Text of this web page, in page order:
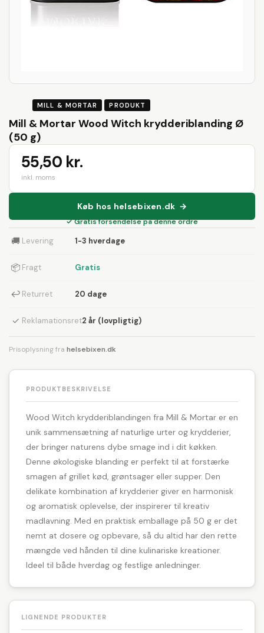
MILL & MORTAR PRODUKT
Mill & Mortar Wood Witch krydderiblanding Ø
(50 g)
55,50 kr.
inkl. moms
Køb hos helsebixen.dk →
✓ Gratis forsendelse på denne ordre
🚚 Levering 1-3 hverdage
📦 Fragt Gratis
↩ Returret 20 dage
✓ Reklamationsret2 år (lovpligtig)
Prisoplysning fra helsebixen.dk
PRODUKTBESKRIVELSE
Wood Witch krydderiblandingen fra Mill & Mortar er en
unik sammensætning af naturlige urter og krydderier,
der bringer naturens dybe smage ind i dit køkken.
Denne økologiske blanding er perfekt til at forstærke
smagen af grillet kød, grøntsager eller supper. Den
delikate kombination af krydderier giver en harmonisk
og aromatisk oplevelse, der inspirerer til kreativ
madlavning. Med en praktisk emballage på 50 g er det
nemt at dosere og opbevare, så du altid har den rette
mængde ved hånden til dine kulinariske kreationer.
Ideel til både hverdag og festlige anledninger.
LIGNENDE PRODUKTER